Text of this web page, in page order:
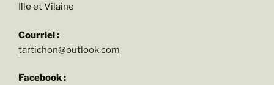
Ille et Vilaine
Courriel :
tartichon@outlook.com
Facebook :